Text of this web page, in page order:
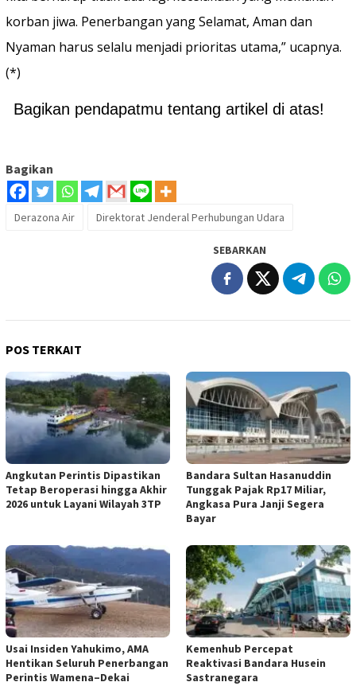
korban jiwa. Penerbangan yang Selamat, Aman dan
Nyaman harus selalu menjadi prioritas utama,” ucapnya.
(*)
Bagikan pendapatmu tentang artikel di atas!
Bagikan
Derazona Air Direktorat Jenderal Perhubungan Udara
SEBARKAN
POS TERKAIT
Angkutan Perintis Dipastikan
Tetap Beroperasi hingga Akhir
2026 untuk Layani Wilayah 3TP
Bandara Sultan Hasanuddin
Tunggak Pajak Rp17 Miliar,
Angkasa Pura Janji Segera
Bayar
Usai Insiden Yahukimo, AMA
Hentikan Seluruh Penerbangan
Perintis Wamena–Dekai
Kemenhub Percepat
Reaktivasi Bandara Husein
Sastranegara